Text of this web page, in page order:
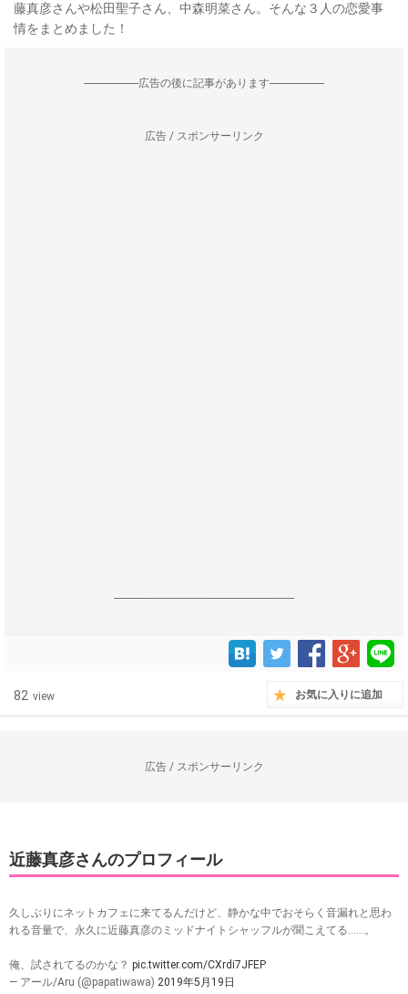
藤真彦さんや松田聖子さん、中森明菜さん。そんな３人の恋愛事
情をまとめました！
--------------------広告の後に記事があります--------------------
広告 / スポンサーリンク
------------------------------------------------------------------
82 view お気に入りに追加
広告 / スポンサーリンク
近藤真彦さんのプロフィール
久しぶりにネットカフェに来てるんだけど、静かな中でおそらく音漏れと思わ
れる音量で、永久に近藤真彦のミッドナイトシャッフルが聞こえてる……。
俺、試されてるのかな？ pic.twitter.com/CXrdi7JFEP
— アール/Aru (@papatiwawa) 2019年5月19日